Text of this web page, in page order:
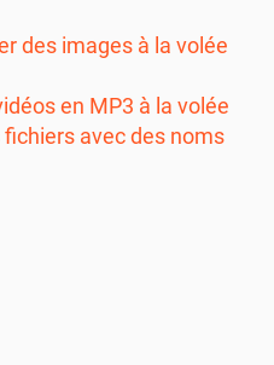
des images à la volée
en MP3 à la volée
avec des noms